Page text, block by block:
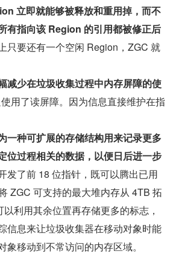
立即就能够被释放和重用掉，而不
有指向该 Region 的引用都被修正后
只要还有一个空闲 Region，ZGC 就
减少在垃圾收集过程中内存屏障的使
使用了读屏障。因为信息直接维护在指
一种可扩展的存储结构用来记录更多
位过程相关的数据，以便日后进一步
发了前 18 位指针，既可以腾出已用
ZGC 可支持的最大堆内存从 4TB 拓
利用其余位置再存储更多的标志，
信息来让垃圾收集器在移动对象时能
象移动到不常访问的内存区域。